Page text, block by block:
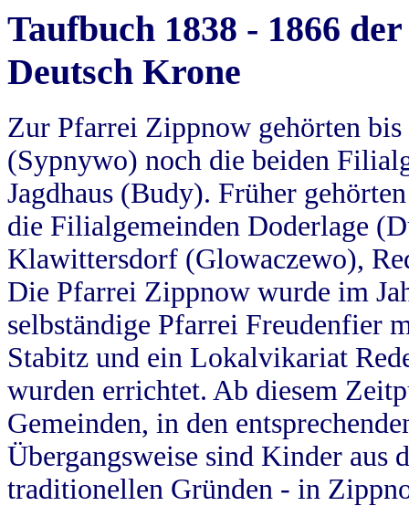
Taufbuch 1838 - 1866
Deutsch Krone
Zur Pfarrei Zippnow gehörten
(Sypnywo) noch die beiden
Jagdhaus (Budy). Früher
die Filialgemeinden Doderlage
Klawittersdorf (Glowaczewo),
Die Pfarrei Zippnow wurde im
selbständige Pfarrei Freudenfier
Stabitz und ein Lokalvikariat
wurden errichtet. Ab diesem
Gemeinden, in den
Übergangsweise sind Kinder aus
traditionellen Gründen - in